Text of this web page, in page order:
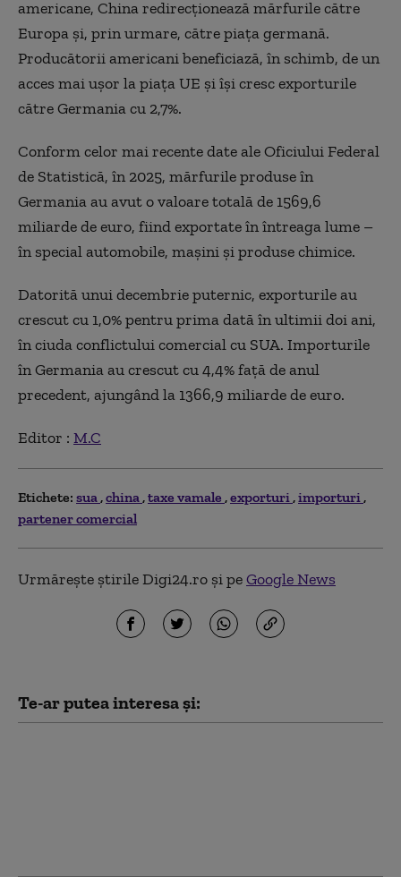
americane, China redirecționează mărfurile către
Europa și, prin urmare, către piața germană.
Producătorii americani beneficiază, în schimb, de un
acces mai ușor la piața UE și își cresc exporturile
către Germania cu 2,7%.
Conform celor mai recente date ale Oficiului Federal
de Statistică, în 2025, mărfurile produse în
Germania au avut o valoare totală de 1569,6
miliarde de euro, fiind exportate în întreaga lume –
în special automobile, mașini și produse chimice.
Datorită unui decembrie puternic, exporturile au
crescut cu 1,0% pentru prima dată în ultimii doi ani,
în ciuda conflictului comercial cu SUA. Importurile
în Germania au crescut cu 4,4% față de anul
precedent, ajungând la 1366,9 miliarde de euro.
Editor : M.C
Etichete: sua china taxe vamale exporturi importuri
partener comercial
Urmărește știrile Digi24.ro și peGoogle News
Te-ar putea interesa și: